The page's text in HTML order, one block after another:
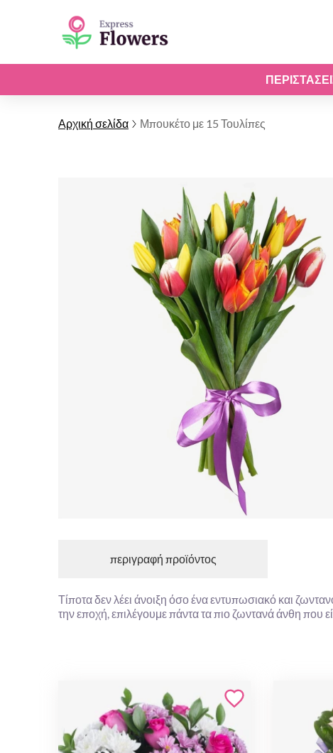
Αρχική σελίδα Μπουκέτο με 15 Τουλίπες
περιγραφή προϊόντος
Τίποτα δεν λέει άνοιξη όσο ένα εντυπωσιακό και
την εποχή, επιλέγουμε πάντα τα πιο ζωντανά άνθη που